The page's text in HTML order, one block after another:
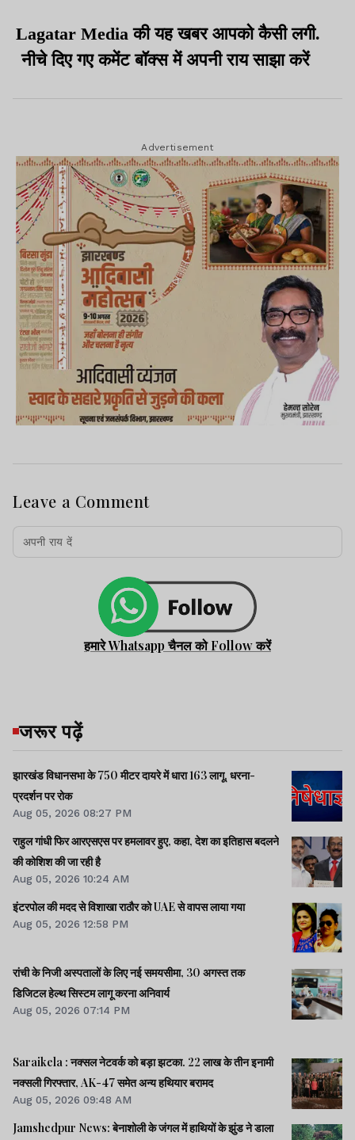
Lagatar Media की यह खबर आपको कैसी लगी.
नीचे दिए गए कमेंट बॉक्स में अपनी राय साझा करें
Advertisement
Leave a Comment
हमारे Whatsapp चैनल को Follow करें
जरूर पढ़ें
झारखंड विधानसभा के 750 मीटर दायरे में धारा 163 लागू, धरना-
प्रदर्शन पर रोक
Aug 05, 2026 08:27 PM
राहुल गांधी फिर आरएसएस पर हमलावर हुए, कहा, देश का इतिहास बदलने
की कोशिश की जा रही है
Aug 05, 2026 10:24 AM
इंटरपोल की मदद से विशाखा राठौर को UAE से वापस लाया गया
Aug 05, 2026 12:58 PM
रांची के निजी अस्पतालों के लिए नई समयसीमा, 30 अगस्त तक
डिजिटल हेल्थ सिस्टम लागू करना अनिवार्य
Aug 05, 2026 07:14 PM
Saraikela : नक्सल नेटवर्क को बड़ा झटका. 22 लाख के तीन इनामी
नक्सली गिरफ्तार, AK-47 समेत अन्य हथियार बरामद
Aug 05, 2026 09:48 AM
Jamshedpur News: बेनाशोली के जंगल में हाथियों के झुंड ने डाला